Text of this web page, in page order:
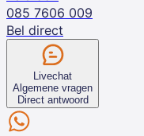
085 7606 009
Bel direct
Livechat
Algemene vragen
Direct antwoord